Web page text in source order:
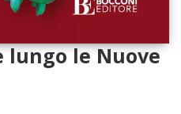
lungo le Nuove